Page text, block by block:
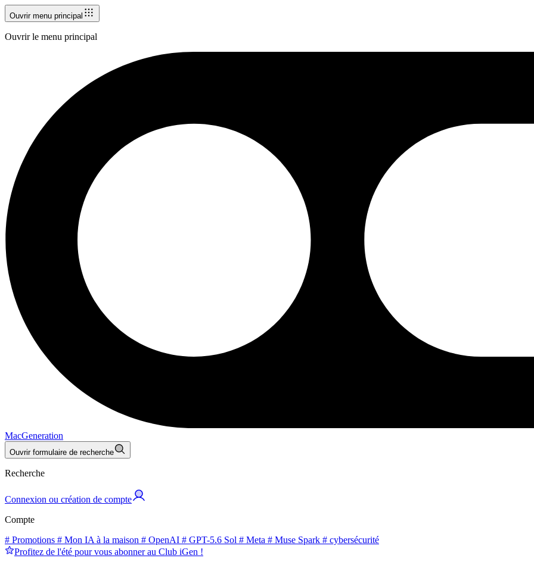
Ouvrir menu principal
Ouvrir le menu principal
MacGeneration
Ouvrir formulaire de recherche
Recherche
Connexion ou création de compte
Compte
# Promotions # Mon IA à la maison # OpenAI # GPT-5.6 Sol # Meta # Muse Spark # cybersécurité
Profitez de l'été pour vous abonner au Club iGen !